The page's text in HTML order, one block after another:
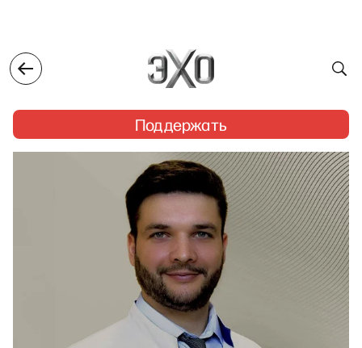
Поддержать